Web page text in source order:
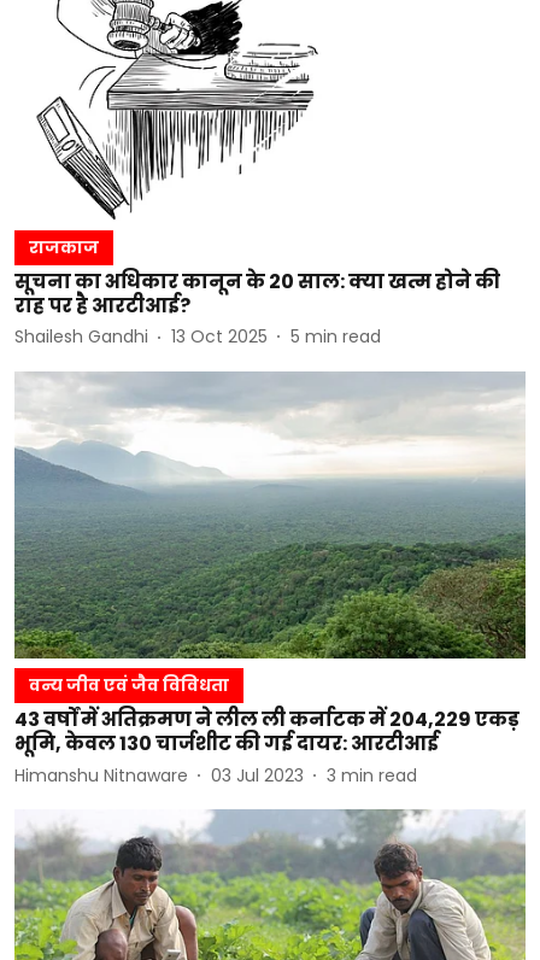
राजकाज
सूचना का अधिकार कानून के 20 साल: क्या खत्म होने की
राह पर है आरटीआई?
Shailesh Gandhi 13 Oct 2025 5 min read
वन्य जीव एवं जैव विविधता
43 वर्षों में अतिक्रमण ने लील ली कर्नाटक में 204,229 एकड़
भूमि, केवल 130 चार्जशीट की गई दायर: आरटीआई
Himanshu Nitnaware 03 Jul 2023 3 min read